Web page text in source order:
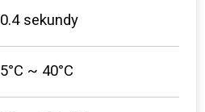
0.4 sekundy
5°C ~ 40°C